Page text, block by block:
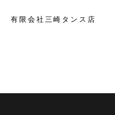
有限会社三崎タンス店